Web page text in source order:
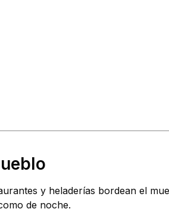
y heladerías bordean el
de noche.